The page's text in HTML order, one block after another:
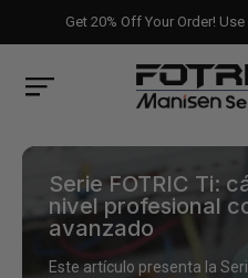
directamente
al contenido
Get 20% Off Your Order!
FOTRIC
Serie FOTRIC Ti:
nivel profesional
avanzado
Este artículo presenta la